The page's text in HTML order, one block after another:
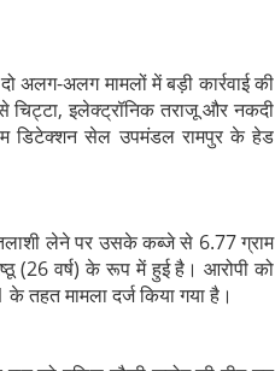
अलग मामलों में बड़ी कार्रवाई की
चिट्टा, इलेक्ट्रॉनिक तराजू और नकदी
डिटेक्शन सेल उपमंडल रामपुर के हेड
लेने पर उसके कब्जे से 6.77 ग्राम
(26 वर्ष) के रूप में हुई है। आरोपी को
तहत मामला दर्ज किया गया है।